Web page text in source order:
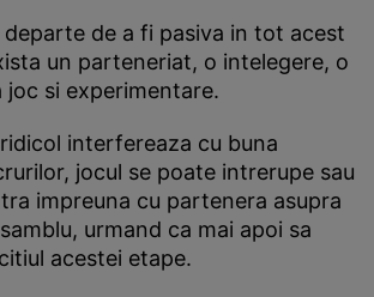
de a fi pasiva in tot acest
un parteneriat, o intelegere, o
joc si experimentare.
interfereaza cu buna
jocul se poate intrerupe sau
impreuna cu partenera asupra
urmand ca mai apoi sa
acestei etape.